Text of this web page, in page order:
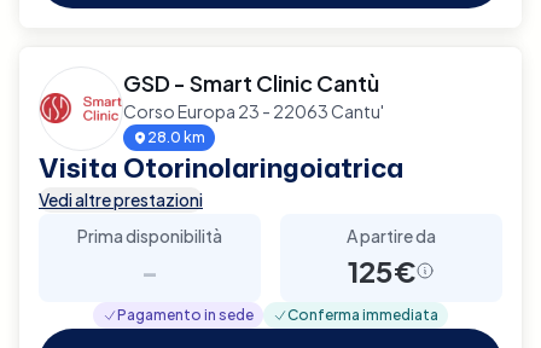
GSD - Smart Clinic Cantù
Corso Europa 23 - 22063 Cantu'
28.0 km
Visita Otorinolaringoiatrica
Vedi altre prestazioni
Prima disponibilità
-
A partire da
125€
Pagamento in sede Conferma immediata